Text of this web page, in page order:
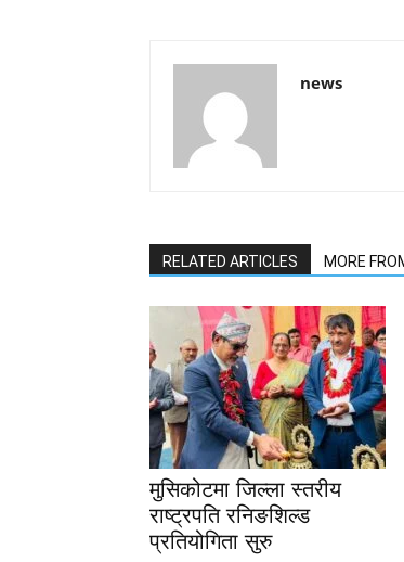
news
RELATED ARTICLES MORE
मुसिकोटमा जिल्ला स्तरीय
राष्ट्रपति रनिङशिल्ड
प्रतियोगिता सुरु